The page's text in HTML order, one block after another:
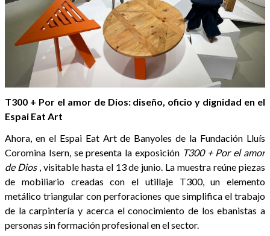
T300 + Por el amor de Dios: diseño, oficio y dignidad en el
Espai Eat Art
Ahora, en el Espai Eat Art de Banyoles de la Fundación Lluís
Coromina Isern, se presenta la exposición T300 + Por el amor
de Dios, visitable hasta el 13 de junio. La muestra reúne piezas
de mobiliario creadas con el utillaje T300, un elemento
metálico triangular con perforaciones que simplifica el trabajo
de la carpintería y acerca el conocimiento de los ebanistas a
personas sin formación profesional en el sector.